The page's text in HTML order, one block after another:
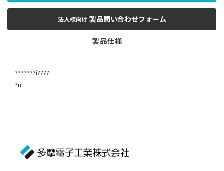
法人様向け 製品問い合わせフォーム
???????i????
?n